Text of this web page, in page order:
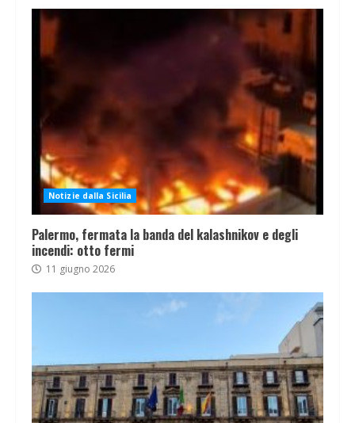
Notizie dalla Sicilia
Palermo, fermata la banda del kalashnikov e degli
incendi: otto fermi
11 giugno 2026